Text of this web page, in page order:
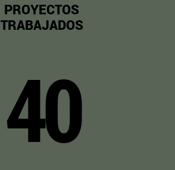
PROYECTOS
TRABAJADOS
40